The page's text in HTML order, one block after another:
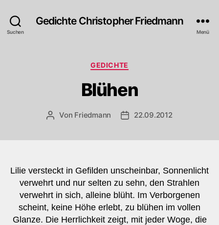
Suchen
Gedichte Christopher Friedmann
Menü
Kategorien
GEDICHTE
Blühen
Beitragsautor
Von Friedmann Veröffentlichungsdatum
22.09.2012
Lilie versteckt in Gefilden unscheinbar, Sonnenlicht
verwehrt und nur selten zu sehn, den Strahlen
verwehrt in sich, alleine blüht. Im Verborgenen
scheint, keine Höhe erlebt, zu blühen im vollen
Glanze. Die Herrlichkeit zeigt, mit jeder Woge, die